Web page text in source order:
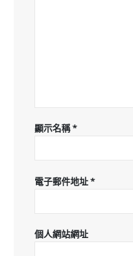
顯示名稱*
電子郵件地址*
個人網站網址